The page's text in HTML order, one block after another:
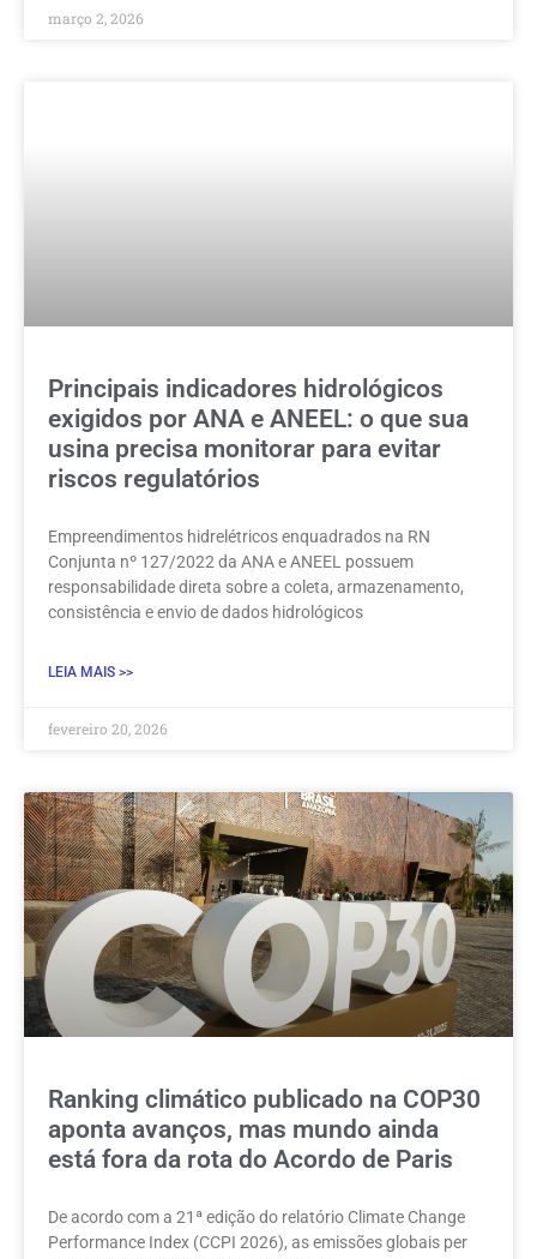
março 2, 2026
Principais indicadores hidrológicos
exigidos por ANA e ANEEL: o que sua
usina precisa monitorar para evitar
riscos regulatórios
Empreendimentos hidrelétricos enquadrados na RN
Conjunta nº 127/2022 da ANA e ANEEL possuem
responsabilidade direta sobre a coleta, armazenamento,
consistência e envio de dados hidrológicos
LEIA MAIS >>
fevereiro 20, 2026
Ranking climático publicado na COP30
aponta avanços, mas mundo ainda
está fora da rota do Acordo de Paris
De acordo com a 21ª edição do relatório Climate Change
Performance Index (CCPI 2026), as emissões globais per